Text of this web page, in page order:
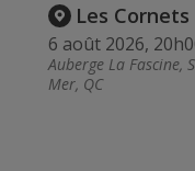
Les Cornets
6 août 2026,
Auberge La Fascine,
Mer, QC